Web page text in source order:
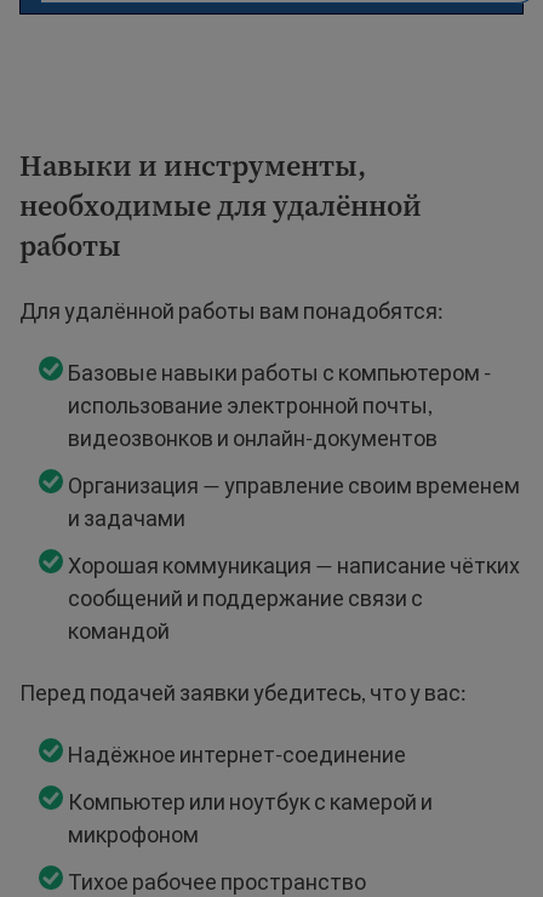
Навыки и инструменты,
необходимые для удалённой
работы
Для удалённой работы вам понадобятся:
Базовые навыки работы с компьютером -
использование электронной почты,
видеозвонков и онлайн-документов
Организация — управление своим временем
и задачами
Хорошая коммуникация — написание чётких
сообщений и поддержание связи с
командой
Перед подачей заявки убедитесь, что у вас:
Надёжное интернет-соединение
Компьютер или ноутбук с камерой и
микрофоном
Тихое рабочее пространство